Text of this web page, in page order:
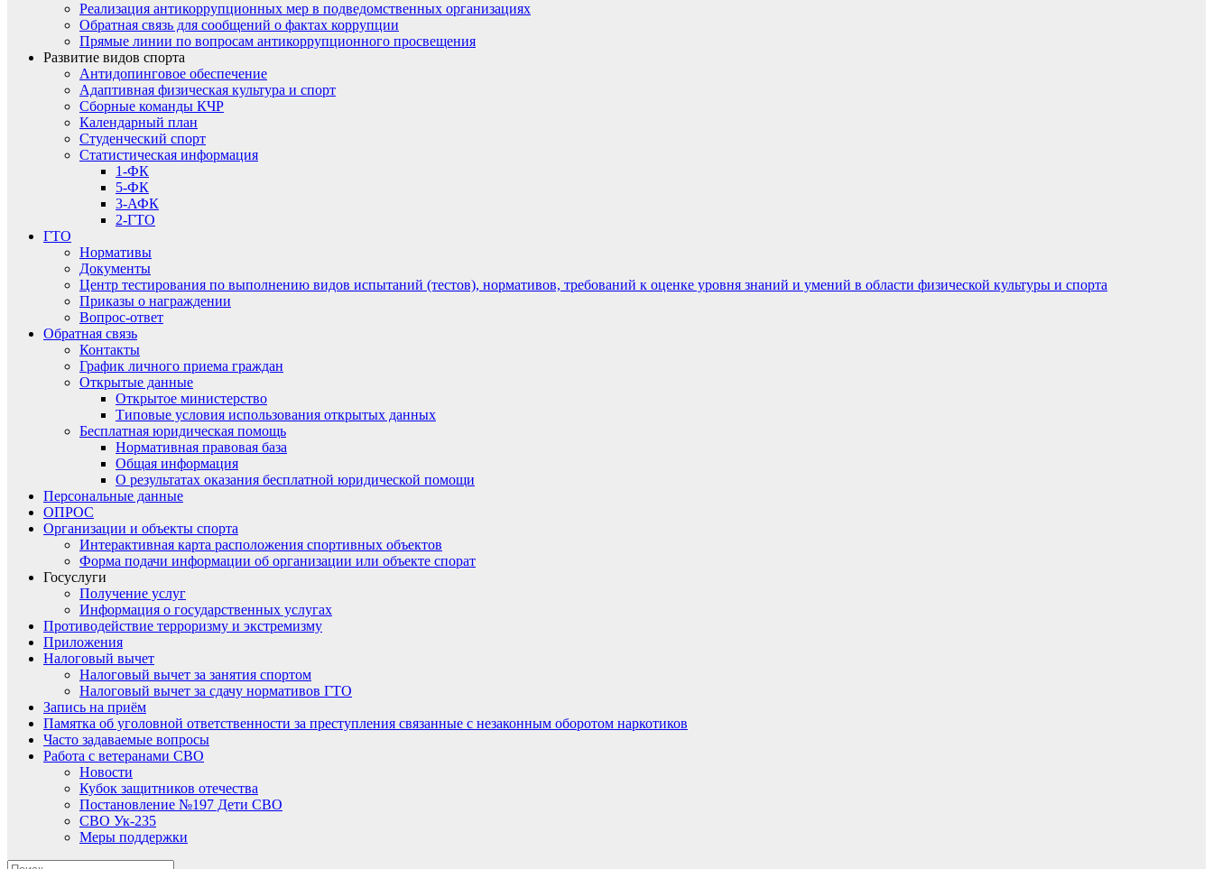
Реализация антикоррупционных мер в подведомственных организациях
Обратная связь для сообщений о фактах коррупции
Прямые линии по вопросам антикоррупционного просвещения
Развитие видов спорта
Антидопинговое обеспечение
Адаптивная физическая культура и спорт
Сборные команды КЧР
Календарный план
Студенческий спорт
Статистическая информация
1-ФК
5-ФК
3-АФК
2-ГТО
ГТО
Нормативы
Документы
Центр тестирования по выполнению видов испытаний (тестов), нормативов, требований к оценке уровня знаний и умений в области физической культуры и спорта
Приказы о награждении
Вопрос-ответ
Обратная связь
Контакты
График личного приема граждан
Открытые данные
Открытое министерство
Типовые условия использования открытых данных
Бесплатная юридическая помощь
Нормативная правовая база
Общая информация
О результатах оказания бесплатной юридической помощи
Персональные данные
ОПРОС
Организации и объекты спорта
Интерактивная карта расположения спортивных объектов
Форма подачи информации об организации или объекте спорат
Госуслуги
Получение услуг
Информация о государственных услугах
Противодействие терроризму и экстремизму
Приложения
Налоговый вычет
Налоговый вычет за занятия спортом
Налоговый вычет за сдачу нормативов ГТО
Запись на приём
Памятка об уголовной ответственности за преступления связанные с незаконным оборотом наркотиков
Часто задаваемые вопросы
Работа с ветеранами СВО
Новости
Кубок защитников отечества
Постановление №197 Дети СВО
СВО Ук-235
Меры поддержки